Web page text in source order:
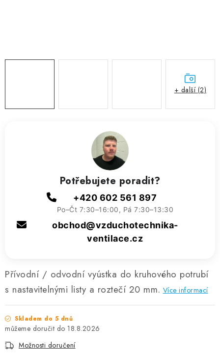
Přívodní / odvodní vyústka do kruhového potrubí
s nastavitelnými listy a roztečí 20 mm. Více informací
Skladem do 5 dnů
18.8.2026
Možnosti doručení
+ další (2)
Potřebujete poradit?
+420 602 561 897
Po–Čt 7:30–16:00, Pá 7:30–13:30
obchod@vzduchotechnika-
ventilace.cz